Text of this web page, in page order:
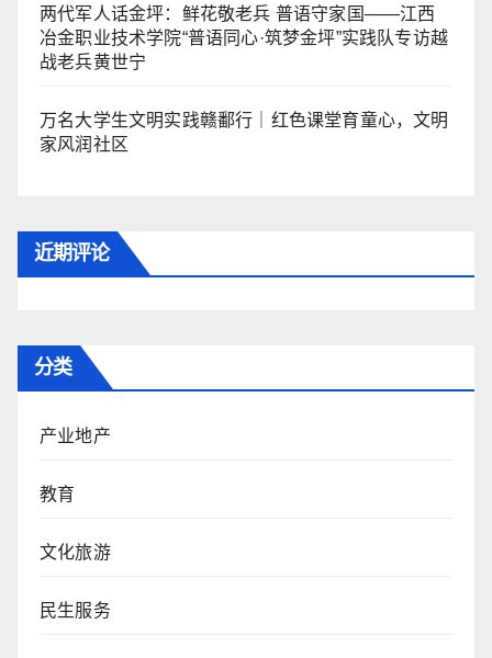
两代军人话金坪：鲜花敬老兵 普语守家国——江西
冶金职业技术学院“普语同心·筑梦金坪”实践队专访越
战老兵黄世宁
万名大学生文明实践赣鄱行｜红色课堂育童心，文明
家风润社区
近期评论
分类
产业地产
教育
文化旅游
民生服务